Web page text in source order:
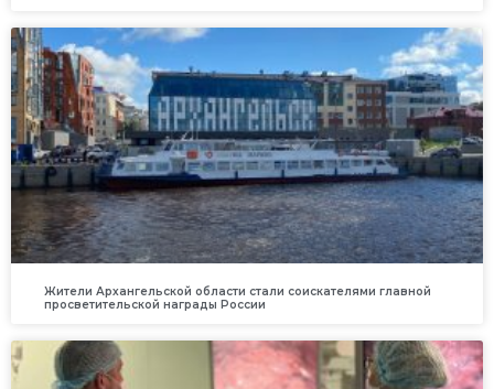
Жители Архангельской области стали соискателями главной
просветительской награды России